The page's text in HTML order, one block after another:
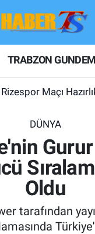
TRABZON
Maçı
DÜNYA
Oldu
tarafından